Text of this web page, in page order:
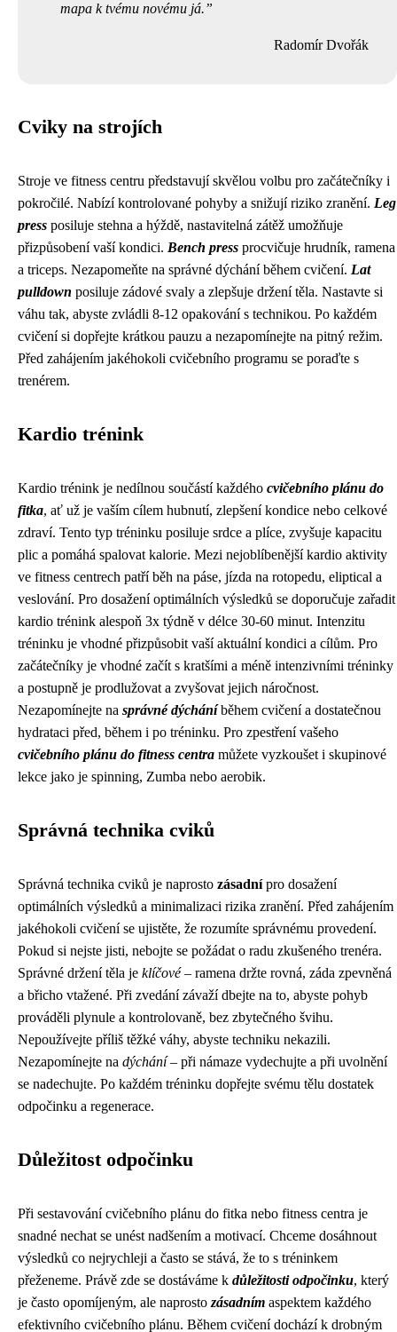
mapa k tvému novému já.
Radomír Dvořák
Cviky na strojích
Stroje ve fitness centru představují skvělou volbu pro začátečníky i
pokročilé. Nabízí kontrolované pohyby a snižují riziko zranění. Leg
press posiluje stehna a hýždě, nastavitelná zátěž umožňuje
přizpůsobení vaší kondici. Bench press procvičuje hrudník, ramena
a triceps. Nezapomeňte na správné dýchání během cvičení. Lat
pulldown posiluje zádové svaly a zlepšuje držení těla. Nastavte si
váhu tak, abyste zvládli 8-12 opakování s technikou. Po každém
cvičení si dopřejte krátkou pauzu a nezapomínejte na pitný režim.
Před zahájením jakéhokoli cvičebního programu se poraďte s
trenérem.
Kardio trénink
Kardio trénink je nedílnou součástí každého cvičebního plánu do
fitka, ať už je vaším cílem hubnutí, zlepšení kondice nebo celkové
zdraví. Tento typ tréninku posiluje srdce a plíce, zvyšuje kapacitu
plic a pomáhá spalovat kalorie. Mezi nejoblíbenější kardio aktivity
ve fitness centrech patří běh na páse, jízda na rotopedu, eliptical a
veslování. Pro dosažení optimálních výsledků se doporučuje zařadit
kardio trénink alespoň 3x týdně v délce 30-60 minut. Intenzitu
tréninku je vhodné přizpůsobit vaší aktuální kondici a cílům. Pro
začátečníky je vhodné začít s kratšími a méně intenzivními tréninky
a postupně je prodlužovat a zvyšovat jejich náročnost.
Nezapomínejte na správné dýcháníběhem cvičení a dostatečnou
hydrataci před, během i po tréninku. Pro zpestření vašeho
cvičebního plánu do fitness centra můžete vyzkoušet i skupinové
lekce jako je spinning, Zumba nebo aerobik.
Správná technika cviků
Správná technika cviků je naprosto zásadnípro dosažení
optimálních výsledků a minimalizaci rizika zranění. Před zahájením
jakéhokoli cvičení se ujistěte, že rozumíte správnému provedení.
Pokud si nejste jisti, nebojte se požádat o radu zkušeného trenéra.
Správné držení těla je klíčové– ramena držte rovná, záda zpevněná
a břicho vtažené. Při zvedání závaží dbejte na to, abyste pohyb
prováděli plynule a kontrolovaně, bez zbytečného švihu.
Nepoužívejte příliš těžké váhy, abyste techniku nekazili.
Nezapomínejte na dýchání– při námaze vydechujte a při uvolnění
se nadechujte. Po každém tréninku dopřejte svému tělu dostatek
odpočinku a regenerace.
Důležitost odpočinku
Při sestavování cvičebního plánu do fitka nebo fitness centra je
snadné nechat se unést nadšením a motivací. Chceme dosáhnout
výsledků co nejrychleji a často se stává, že to s tréninkem
přeženeme. Právě zde se dostáváme k důležitosti odpočinku, který
je často opomíjeným, ale naprosto zásadním aspektem každého
efektivního cvičebního plánu. Během cvičení dochází k drobným